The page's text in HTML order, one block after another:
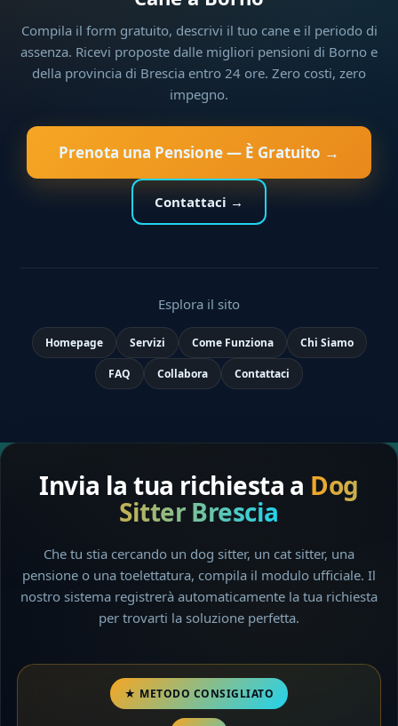
Compila il form gratuito, descrivi il tuo cane e il periodo di
assenza. Ricevi proposte dalle migliori pensioni di Borno e
della provincia di Brescia entro 24 ore. Zero costi, zero
impegno.
Prenota una Pensione — È Gratuito →
Contattaci →
Esplora il sito
Homepage Servizi Come Funziona Chi Siamo
FAQ Collabora Contattaci
Invia la tua richiesta a Dog
Sitter Brescia
Che tu stia cercando un dog sitter, un cat sitter, una
pensione o una toelettatura, compila il modulo ufficiale. Il
nostro sistema registrerà automaticamente la tua richiesta
per trovarti la soluzione perfetta.